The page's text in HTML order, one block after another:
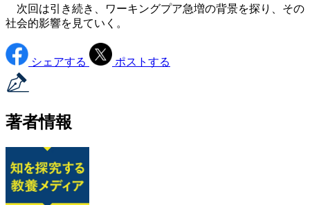
次回は引き続き、ワーキングプア急増の背景を探り、その
社会的影響を見ていく。
シェアする ポストする
著者情報